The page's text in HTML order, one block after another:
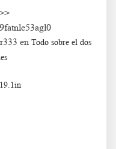
en Todo sobre el dos